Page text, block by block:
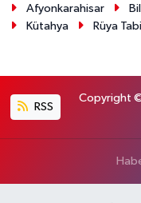
Afyonkarahisar
Kütahya
Rüya
RSS
Copyright